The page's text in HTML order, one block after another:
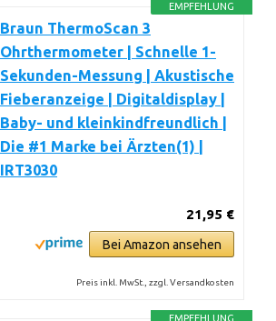
EMPFEHLUNG
Braun ThermoScan 3
Ohrthermometer | Schnelle 1-
Sekunden-Messung | Akustische
Fieberanzeige | Digitaldisplay |
Baby- und kleinkindfreundlich |
Die #1 Marke bei Ärzten(1) |
IRT3030
21,95 €
Bei Amazon ansehen
Preis inkl. MwSt., zzgl. Versandkosten
EMPFEHLUNG